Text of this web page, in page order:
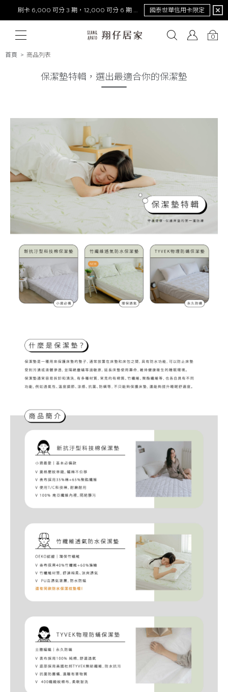
NEW！激涼熊冷。重磅回歸 去年銷量破萬件！
0
# 涼墊 # 素色
首頁 商品列表
保潔墊特輯，選出最適合你的保潔墊